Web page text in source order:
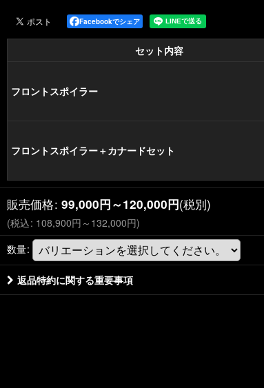
Facebookでシェア
セット内容
フロントスポイラー
フロントスポイラー＋カナードセット
販売価格: 99,000円～120,000円(税別)
(税込: 108,900円 ～132,000円)
数量:
返品特約に関する重要事項